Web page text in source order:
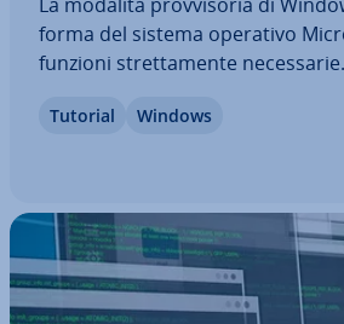
forma del sistema operativo
funzioni stret­ta­men­te
ancora essere avviato in
Tutorial Windows